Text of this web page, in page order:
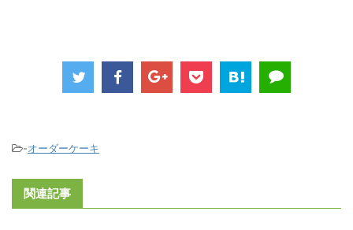
-オーダーケーキ
関連記事